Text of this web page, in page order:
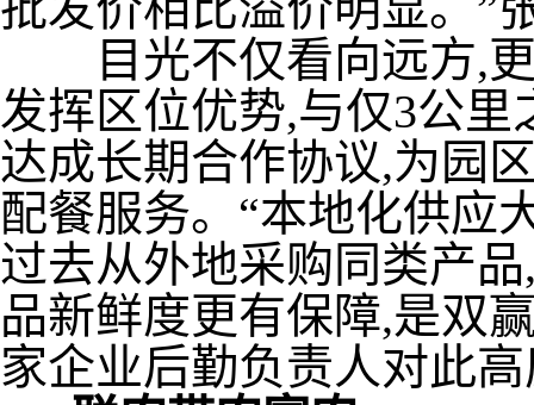
目光不仅看向远方,更
发挥区位优势,与仅3公
达成长期合作协议,为园
配餐服务。“本地化供应
过去从外地采购同类产
品新鲜度更有保障,是双
家企业后勤负责人对此